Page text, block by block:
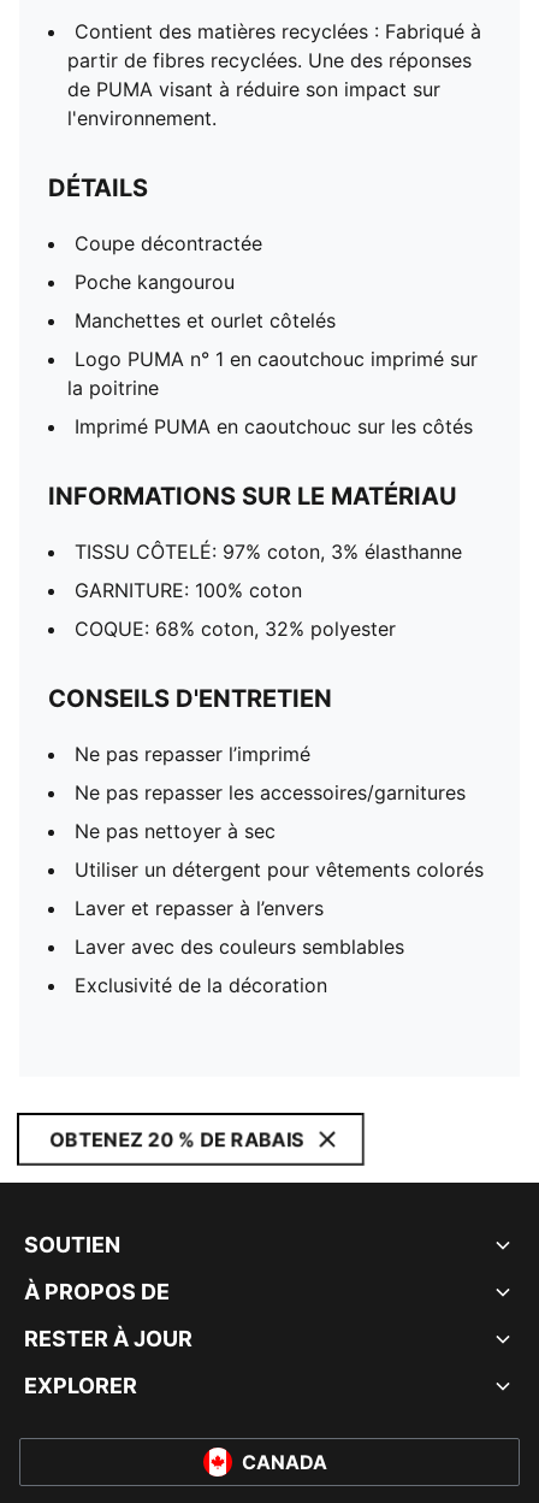
Contient des matières recyclées : Fabriqué à
partir de fibres recyclées. Une des réponses
de PUMA visant à réduire son impact sur
l'environnement.
DÉTAILS
Coupe décontractée
Poche kangourou
Manchettes et ourlet côtelés
Logo PUMA n° 1 en caoutchouc imprimé sur
la poitrine
Imprimé PUMA en caoutchouc sur les côtés
INFORMATIONS SUR LE MATÉRIAU
TISSU CÔTELÉ: 97% coton, 3% élasthanne
GARNITURE: 100% coton
COQUE: 68% coton, 32% polyester
CONSEILS D'ENTRETIEN
Ne pas repasser l’imprimé
Ne pas repasser les accessoires/garnitures
Ne pas nettoyer à sec
Utiliser un détergent pour vêtements colorés
Laver et repasser à l’envers
Laver avec des couleurs semblables
Exclusivité de la décoration
OBTENEZ 20 % DE RABAIS
SOUTIEN
À PROPOS DE
RESTER À JOUR
EXPLORER
CANADA